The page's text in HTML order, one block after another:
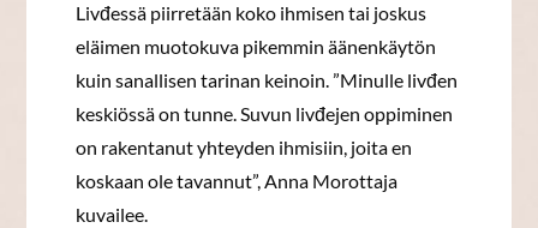
Livđessä piirretään koko ihmisen tai joskus
eläimen muotokuva pikemmin äänenkäytön
kuin sanallisen tarinan keinoin. ”Minulle livđen
keskiössä on tunne. Suvun livđejen oppiminen
on rakentanut yhteyden ihmisiin, joita en
koskaan ole tavannut”, Anna Morottaja
kuvailee.